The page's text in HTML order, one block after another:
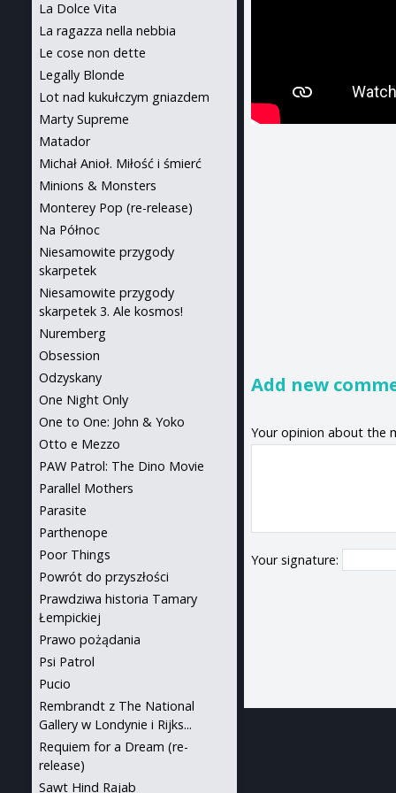
Add new
Your opinion about the
Your signature:
La Dolce Vita
La ragazza nella nebbia
Le cose non dette
Legally Blonde
Lot nad kukułczym gniazdem
Marty Supreme
Matador
Michał Anioł. Miłość i śmierć
Minions & Monsters
Monterey Pop (re-release)
Na Północ
Niesamowite przygody
skarpetek
Niesamowite przygody
skarpetek 3. Ale kosmos!
Nuremberg
Obsession
Odzyskany
One Night Only
One to One: John & Yoko
Otto e Mezzo
PAW Patrol: The Dino Movie
Parallel Mothers
Parasite
Parthenope
Poor Things
Powrót do przyszłości
Prawdziwa historia Tamary
Łempickiej
Prawo pożądania
Psi Patrol
Pucio
Rembrandt z The National
Gallery w Londynie i Rijks...
Requiem for a Dream (re-
release)
Sawt Hind Rajab